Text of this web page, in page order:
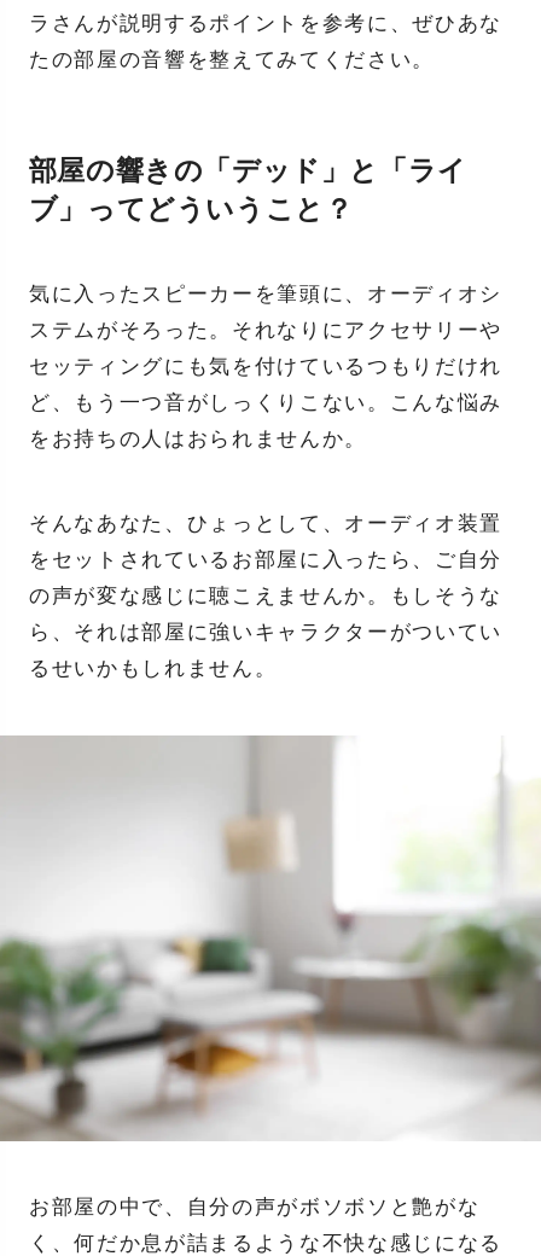
ラさんが説明するポイントを参考に、ぜひあな
たの部屋の音響を整えてみてください。
部屋の響きの「デッド」と「ライ
ブ」ってどういうこと？
気に入ったスピーカーを筆頭に、オーディオシ
ステムがそろった。それなりにアクセサリーや
セッティングにも気を付けているつもりだけれ
ど、もう一つ音がしっくりこない。こんな悩み
をお持ちの人はおられませんか。
そんなあなた、ひょっとして、オーディオ装置
をセットされているお部屋に入ったら、ご自分
の声が変な感じに聴こえませんか。もしそうな
ら、それは部屋に強いキャラクターがついてい
るせいかもしれません。
お部屋の中で、自分の声がボソボソと艶がな
く、何だか息が詰まるような不快な感じになる